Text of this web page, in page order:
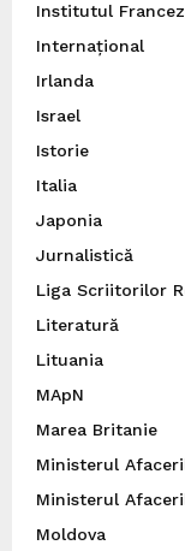
Institutul Francez
Internațional
Irlanda
Israel
Istorie
Italia
Japonia
Jurnalistică
Liga Scriitorilor
Literatură
Lituania
MApN
Marea Britanie
Ministerul
Ministerul
Moldova